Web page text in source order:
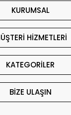
KURUMSAL
HİZMETLERİ
KATEGORİLER
BİZE ULAŞIN